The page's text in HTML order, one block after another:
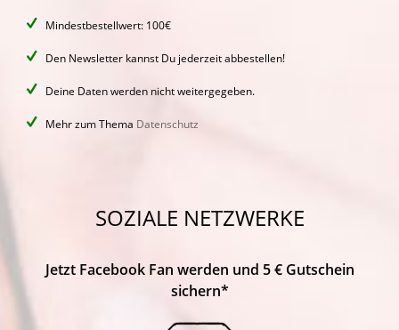
Mindestbestellwert: 100€
Den Newsletter kannst Du jederzeit abbestellen!
Deine Daten werden nicht weitergegeben.
Mehr zum Thema Datenschutz
SOZIALE NETZWERKE
Jetzt Facebook Fan werden und 5 € Gutschein
sichern*